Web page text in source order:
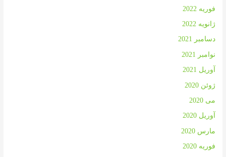
فوریه 2022
ژانویه 2022
دسامبر 2021
نوامبر 2021
آوریل 2021
ژوئن 2020
می 2020
آوریل 2020
مارس 2020
فوریه 2020